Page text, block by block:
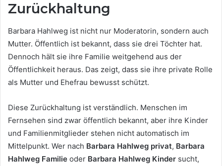
Zurückhaltung
Barbara Hahlweg ist nicht nur Moderatorin, sondern auch
Mutter. Öffentlich ist bekannt, dass sie drei Töchter hat.
Dennoch hält sie ihre Familie weitgehend aus der
Öffentlichkeit heraus. Das zeigt, dass sie ihre private Rolle
als Mutter und Ehefrau bewusst schützt.
Diese Zurückhaltung ist verständlich. Menschen im
Fernsehen sind zwar öffentlich bekannt, aber ihre Kinder
und Familienmitglieder stehen nicht automatisch im
Mittelpunkt. Wer nach Barbara Hahlweg privat, Barbara
Hahlweg Familie oder Barbara Hahlweg Kinder sucht,